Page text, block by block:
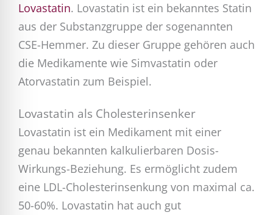
Lovastatin. Lovastatin ist ein bekanntes Statin
aus der Substanzgruppe der sogenannten
CSE-Hemmer. Zu dieser Gruppe gehören auch
die Medikamente wie Simvastatin oder
Atorvastatin zum Beispiel.
Lovastatin als Cholesterinsenker
Lovastatin ist ein Medikament mit einer
genau bekannten kalkulierbaren Dosis-
Wirkungs-Beziehung. Es ermöglicht zudem
eine LDL-Cholesterinsenkung von maximal ca.
50-60%. Lovastatin hat auch gut